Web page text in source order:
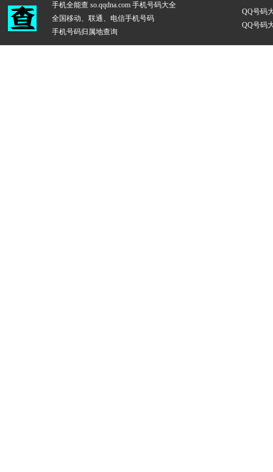
手机全能查 so.qqdna.com 手机号码大全
全国移动、联通、电信手机号码
手机号码归属地查询
QQ号码
QQ号码